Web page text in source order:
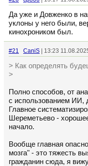
Да уже и Довженко в
уклоны у него были,
кинохроником был.
#21 CaniS | 13:23
> Как определять
>
Полно способов, от
с использованием ИИ,
Главное
Шереметьево -
начало.
Вообще главная
мозга" - это тяжесть
гражданин сюда, я